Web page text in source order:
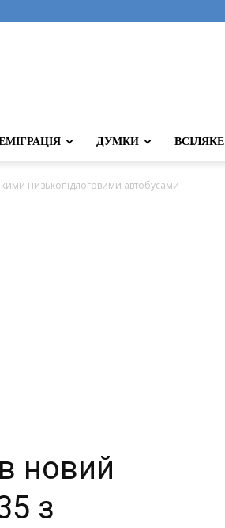
ДУМКИ ВСІЛЯКЕ
низькопідлоговими автобусами
новий
з